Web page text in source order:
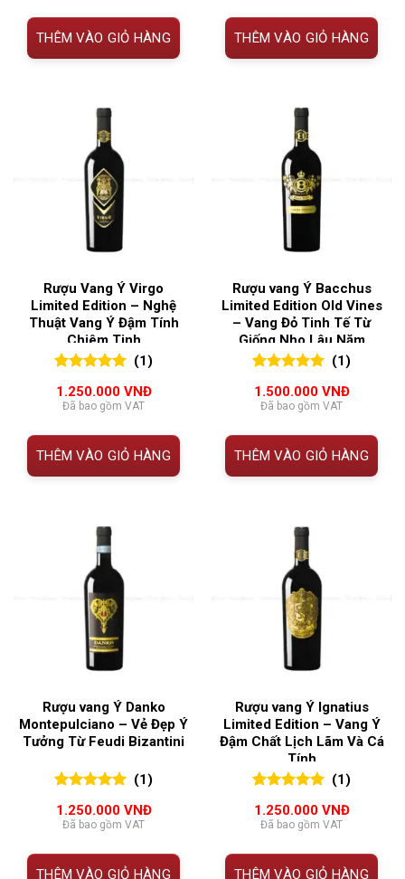
THÊM VÀO GIỎ HÀNG THÊM VÀO GIỎ HÀNG
Rượu Vang Ý Virgo
Limited Edition – Nghệ
Thuật Vang Ý Đậm Tính
Chiêm Tinh
đánh giá
(1)
1.250.000 VNĐ
Đã bao gồm VAT
THÊM VÀO GIỎ HÀNG
Rượu vang Ý Bacchus
Limited Edition Old Vines
– Vang Đỏ Tinh Tế Từ
Giống Nho Lâu Năm
đánh giá
(1)
1.500.000 VNĐ
Đã bao gồm VAT
THÊM VÀO GIỎ HÀNG
Rượu vang Ý Danko
Montepulciano – Vẻ Đẹp Ý
Tưởng Từ Feudi Bizantini
đánh giá
(1)
1.250.000 VNĐ
Đã bao gồm VAT
THÊM VÀO GIỎ HÀNG
Rượu vang Ý Ignatius
Limited Edition – Vang Ý
Đậm Chất Lịch Lãm Và Cá
Tính
đánh giá
(1)
1.250.000 VNĐ
Đã bao gồm VAT
THÊM VÀO GIỎ HÀNG